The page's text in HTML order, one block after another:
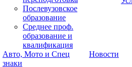
Послевузовское
образование
Среднее проф.
образование и
квалификация
Авто, Мото и Спец
знаки
Новости